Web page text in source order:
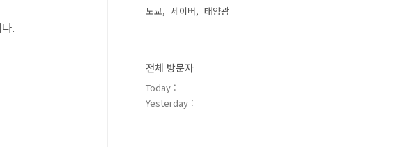
.
도쿄
세이버 태양광
전체 방문자
Today :
Yesterday :